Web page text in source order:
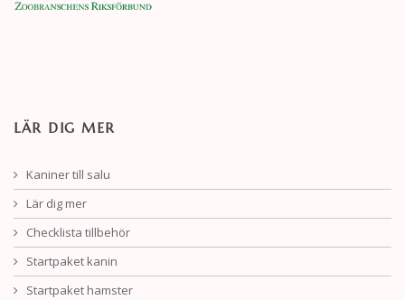
LÄR DIG MER
Kaniner till salu
Lär dig mer
Checklista tillbehör
Startpaket kanin
Startpaket hamster